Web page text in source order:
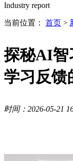
Industry report
当前位置： 首页 >
探秘AI智
学习反馈
时间：2026-05-21